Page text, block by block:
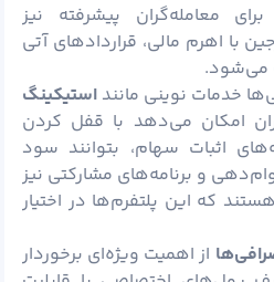
معامله‌گران پیشرفته نیز
با اهرم مالی، قراردادهای آتی
می‌شود.
خدمات نوینی مانند استیکینگ
امکان می‌دهد با قفل کردن
اثبات سهام، بتوانند سود
و برنامه‌های مشارکتی نیز
که این پلتفرم‌ها در اختیار
از اهمیت ویژه‌ای برخوردار